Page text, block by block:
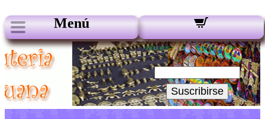
Menú
Nuestros boletines:
Su Email:
Suscribirse